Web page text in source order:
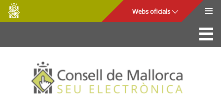
Salta al contingut principal
Consell
de
Mallorca
Webs oficials
La Seu
Consell de Mallorca
Accés i seguretat